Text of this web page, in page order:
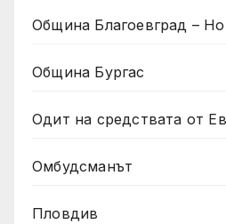
Община Благоевград –
Община Бургас
Одит на средствата от
Омбудсманът
Пловдив